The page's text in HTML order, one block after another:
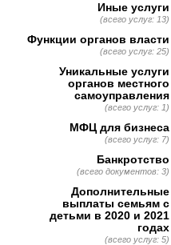
Иные услуги
(всего услуг: 13)
Функции органов власти
(всего услуг: 25)
Уникальные услуги
органов местного
самоуправления
(всего услуг: 1)
МФЦ для бизнеса
(всего услуг: 7)
Банкротство
(всего документов: 3)
Дополнительные
выплаты семьям с
детьми в 2020 и 2021
годах
(всего услуг: 5)